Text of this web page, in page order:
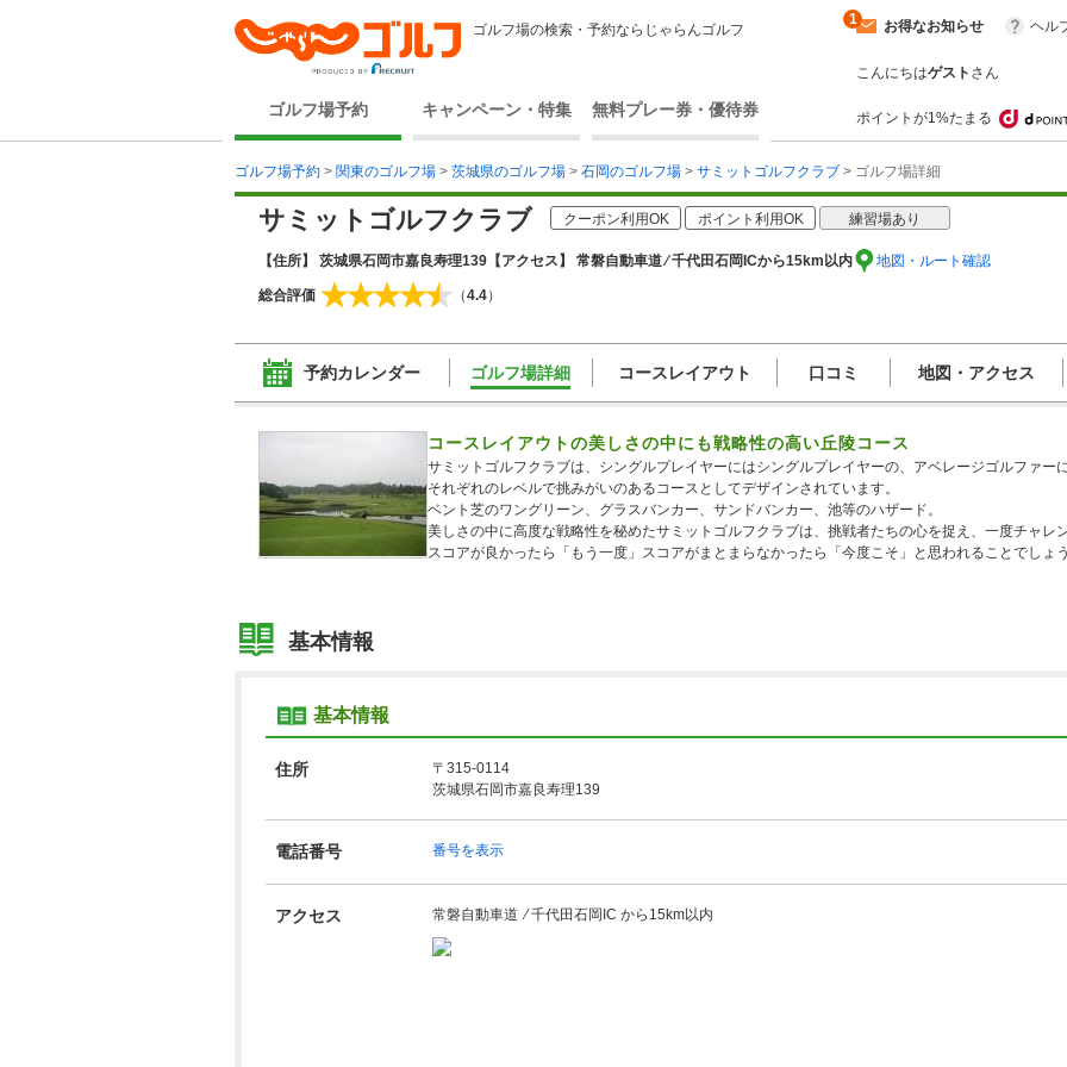
ゴルフ場の検索・予約ならじゃらんゴルフ
ゴルフ場予約 キャンペーン・特集 無料プレー券・優待券
お得なお知らせ
1 ヘル
こんにちはゲスト さん
ポイントが1%たまる
ゴルフ場予約 > 関東のゴルフ場 > 茨城県のゴルフ場 > 石岡のゴルフ場 > サミットゴルフクラブ > ゴルフ場詳細
サミットゴルフクラブ クーポン利用OK ポイント利用OK 練習場あり
【住所】 茨城県石岡市嘉良寿理139 【アクセス】 常磐自動車道 ⁄ 千代田石岡ICから15km以内 地図・ルート確認
総合評価 （4.4）
予約カレンダー ゴルフ場詳細 コースレイアウト 口コミ 地図・アクセス
コースレイアウトの美しさの中にも戦略性の高い丘陵コース
サミットゴルフクラブは、シングルプレイヤーにはシングルプレイヤーの、アベレージゴルファー
それぞれのレベルで挑みがいのあるコースとしてデザインされています。
ベント芝のワングリーン、グラスバンカー、サンドバンカー、池等のハザード。
美しさの中に高度な戦略性を秘めたサミットゴルフクラブは、挑戦者たちの心を捉え、一度チャレ
スコアが良かったら「もう一度」スコアがまとまらなかったら「今度こそ」と思われることでしょ
基本情報
基本情報
住所
〒315-0114
茨城県石岡市嘉良寿理139
電話番号 番号を表示
アクセス 常磐自動車道 ⁄ 千代田石岡IC から15km以内